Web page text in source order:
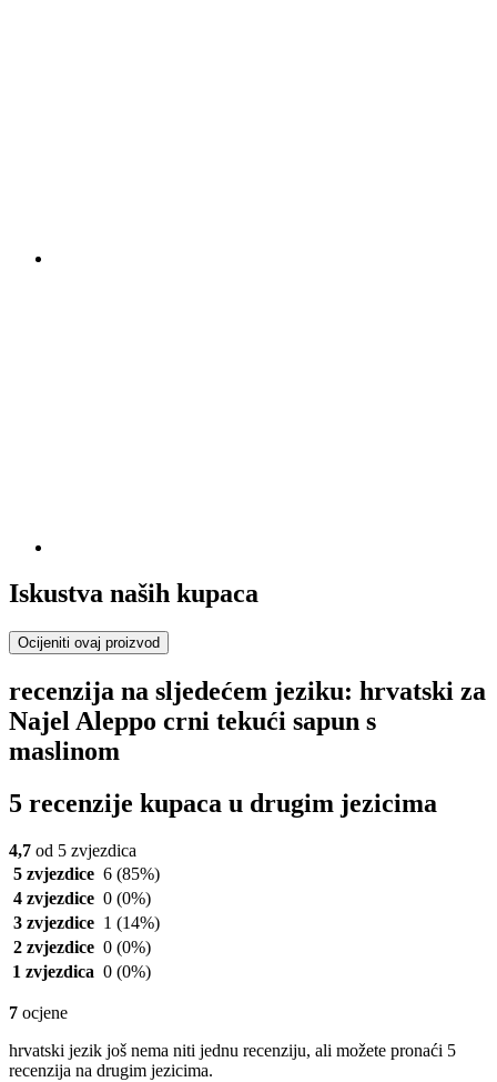
Iskustva naših kupaca
Ocijeniti ovaj proizvod
recenzija na sljedećem jeziku: hrvatski za
Najel Aleppo crni tekući sapun s
maslinom
5 recenzije kupaca u drugim jezicima
4,7 od 5 zvjezdica
5 zvjezdice 6 (85%)
4 zvjezdice 0 (0%)
3 zvjezdice 1 (14%)
2 zvjezdice 0 (0%)
1 zvjezdica 0 (0%)
7 ocjene
hrvatski jezik još nema niti jednu recenziju, ali možete pronaći 5
recenzija na drugim jezicima.